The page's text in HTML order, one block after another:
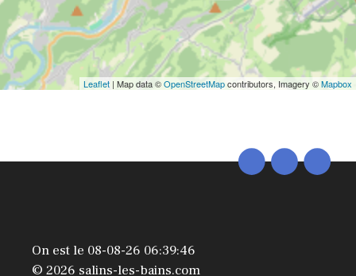
Leaflet | Map data ©OpenStreetMapcontributors, Imagery ©Mapbox
On est le 08-08-26 06:39:46
© 2026 salins-les-bains.com